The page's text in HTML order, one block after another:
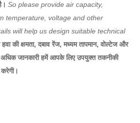
So please provide air capacity,
temperature, voltage and other
will help us design suitable technical
हवा की क्षमता, दबाव रेंज, मध्यम तापमान, वोल्टेज और
जानकारी हमें आपके लिए उपयुक्त तकनीकी